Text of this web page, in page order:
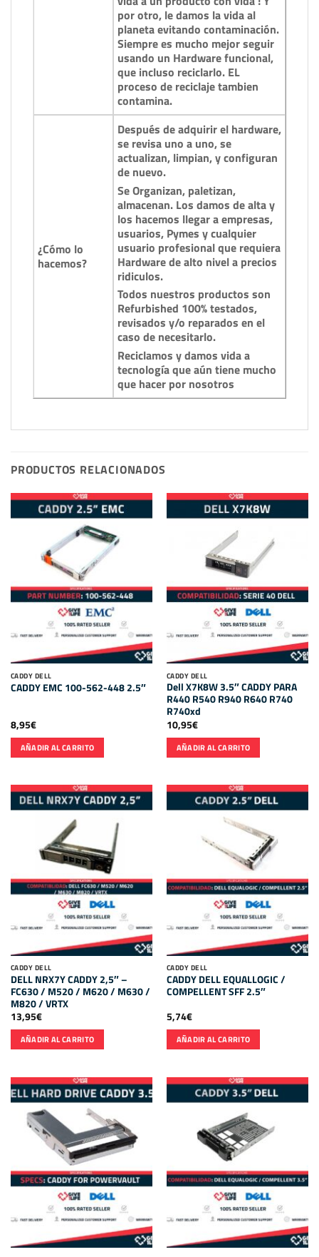
por otro, le damos la vida al
planeta evitando contaminación.
Siempre es mucho mejor seguir
usando un Hardware funcional,
que incluso reciclarlo. EL
proceso de reciclaje tambien
contamina.
¿Cómo lo
hacemos?
Después de adquirir el hardware,
se revisa uno a uno, se
actualizan, limpian, y configuran
de nuevo.
Se Organizan, paletizan,
almacenan. Los damos de alta y
los hacemos llegar a empresas,
usuarios, Pymes y cualquier
usuario profesional que requiera
Hardware de alto nivel a precios
ridiculos.
Todos nuestros productos son
Refurbished 100% testados,
revisados y/o reparados en el
caso de necesitarlo.
Reciclamos y damos vida a
tecnología que aún tiene mucho
que hacer por nosotros
PRODUCTOS RELACIONADOS
CADDY DELL
CADDY EMC 100-562-448 2.5″
8,95€
AÑADIR AL CARRITO
CADDY DELL
Dell X7K8W 3.5″ CADDY PARA
R440 R540 R940 R640 R740
R740xd
10,95€
AÑADIR AL CARRITO
CADDY DELL
DELL NRX7Y CADDY 2,5″ –
FC630 / M520 / M620 / M630 /
M820 / VRTX
13,95€
AÑADIR AL CARRITO
CADDY DELL
CADDY DELL EQUALLOGIC /
COMPELLENT SFF 2.5″
5,74€
AÑADIR AL CARRITO